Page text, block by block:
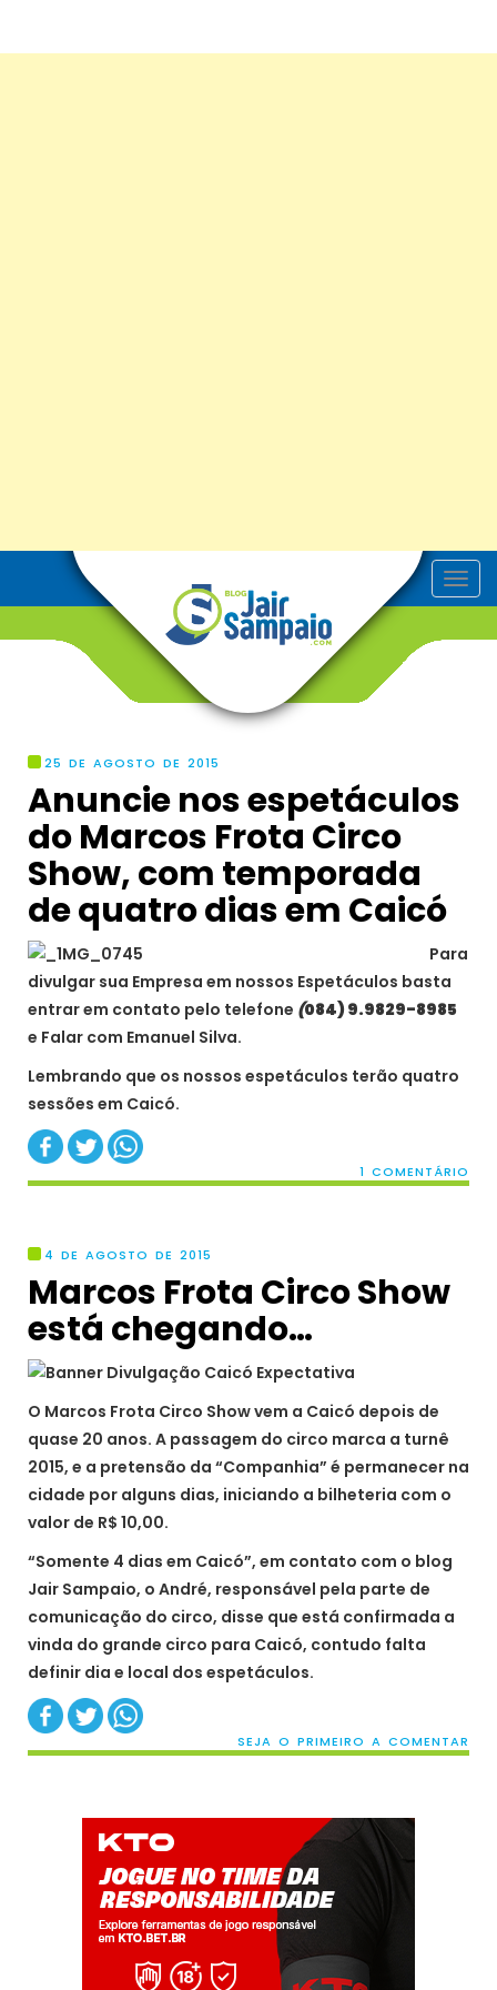
T
o
t
i
25 DE AGOSTO DE 2015
Anuncie nos espetáculos
do Marcos Frota Circo
Show, com temporada
de quatro dias em Caicó
Para
divulgar sua Empresa em nossos Espetáculos basta
entrar em contato pelo telefone (084) 9.9829-8985
e Falar com Emanuel Silva.
Lembrando que os nossos espetáculos terão quatro
sessões em Caicó.
1 COMENTÁRIO
4 DE AGOSTO DE 2015
Marcos Frota Circo Show
está chegando…
O Marcos Frota Circo Show vem a Caicó depois de
quase 20 anos. A passagem do circo marca a turnê
2015, e a pretensão da “Companhia” é permanecer na
cidade por alguns dias, iniciando a bilheteria com o
valor de R$ 10,00.
“Somente 4 dias em Caicó”, em contato com o blog
Jair Sampaio, o André, responsável pela parte de
comunicação do circo, disse que está confirmada a
vinda do grande circo para Caicó, contudo falta
definir dia e local dos espetáculos.
SEJA O PRIMEIRO A COMENTAR